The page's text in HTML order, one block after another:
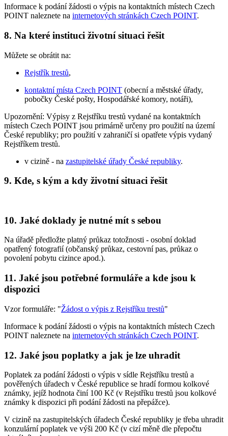
Informace k podání žádosti o výpis na kontaktních místech Czech
POINT naleznete na internetových stránkách Czech POINT.
8. Na které instituci životní situaci řešit
Můžete se obrátit na:
Rejstřík trestů,
kontaktní místa Czech POINT (obecní a městské úřady,
pobočky České pošty, Hospodářské komory, notáři),
Upozornění: Výpisy z Rejstříku trestů vydané na kontaktních
místech Czech POINT jsou primárně určeny pro použití na území
České republiky; pro použití v zahraničí si opatřete výpis vydaný
Rejstříkem trestů.
v cizině - na zastupitelské úřady České republiky.
9. Kde, s kým a kdy životní situaci řešit
10. Jaké doklady je nutné mít s sebou
Na úřadě předložte platný průkaz totožnosti - osobní doklad
opatřený fotografií (občanský průkaz, cestovní pas, průkaz o
povolení pobytu cizince apod.).
11. Jaké jsou potřebné formuláře a kde jsou k
dispozici
Vzor formuláře: "Žádost o výpis z Rejstříku trestů"
Informace k podání žádosti o výpis na kontaktních místech Czech
POINT naleznete na internetových stránkách Czech POINT.
12. Jaké jsou poplatky a jak je lze uhradit
Poplatek za podání žádosti o výpis v sídle Rejstříku trestů a
pověřených úřadech v České republice se hradí formou kolkové
známky, jejíž hodnota činí 100 Kč (v Rejstříku trestů jsou kolkové
známky k dispozici při podání žádosti na přepážce).
V cizině na zastupitelských úřadech České republiky je třeba uhradit
konzulární poplatek ve výši 200 Kč (v cizí měně dle přepočtu